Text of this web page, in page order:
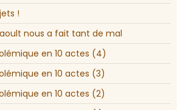
!
nous a fait tant de mal
en 10 actes (4)
en 10 actes (3)
en 10 actes (2)